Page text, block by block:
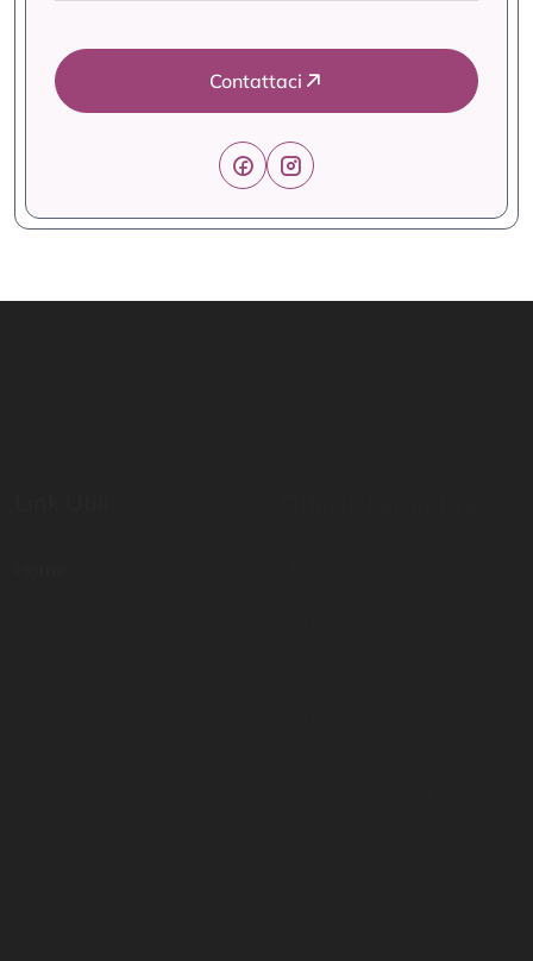
Contattaci